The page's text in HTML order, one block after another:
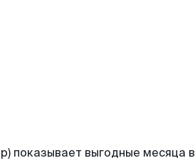
показывает выгодные месяца в